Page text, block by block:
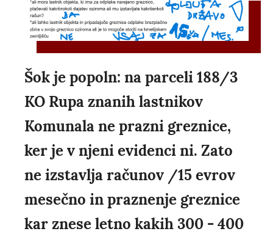
Šok je popoln: na parceli 188/3
KO Rupa znanih lastnikov
Komunala ne prazni greznice,
ker je v njeni evidenci ni. Zato
ne izstavlja računov /15 evrov
mesečno in praznenje greznice
kar znese letno kakih 300 - 400